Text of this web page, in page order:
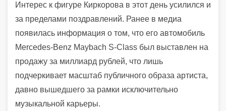
Интерес к фигуре Киркорова в этот день усилился и
за пределами поздравлений. Ранее в медиа
появилась информация о том, что его автомобиль
Mercedes-Benz Maybach S-Class был выставлен на
продажу за миллиард рублей, что лишь
подчеркивает масштаб публичного образа артиста,
давно вышедшего за рамки исключительно
музыкальной карьеры.